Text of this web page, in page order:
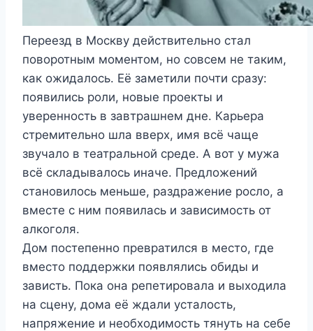
Переезд в Москву действительно стал
поворотным моментом, но совсем не таким,
как ожидалось. Её заметили почти сразу:
появились роли, новые проекты и
уверенность в завтрашнем дне. Карьера
стремительно шла вверх, имя всё чаще
звучало в театральной среде. А вот у мужа
всё складывалось иначе. Предложений
становилось меньше, раздражение росло, а
вместе с ним появилась и зависимость от
алкоголя.
Дом постепенно превратился в место, где
вместо поддержки появлялись обиды и
зависть. Пока она репетировала и выходила
на сцену, дома её ждали усталость,
напряжение и необходимость тянуть на себе